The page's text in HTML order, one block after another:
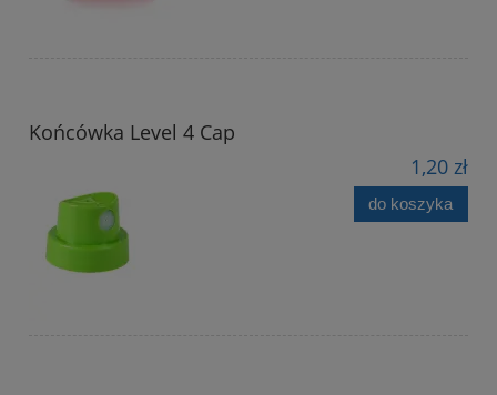
Końcówka Level 4 Cap
1,20 zł
do koszyka